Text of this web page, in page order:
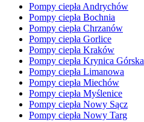
Pompy ciepła Andrychów
Pompy ciepła Bochnia
Pompy ciepła Chrzanów
Pompy ciepła Gorlice
Pompy ciepła Kraków
Pompy ciepła Krynica Górska
Pompy ciepła Limanowa
Pompy ciepła Miechów
Pompy ciepła Myślenice
Pompy ciepła Nowy Sącz
Pompy ciepła Nowy Targ